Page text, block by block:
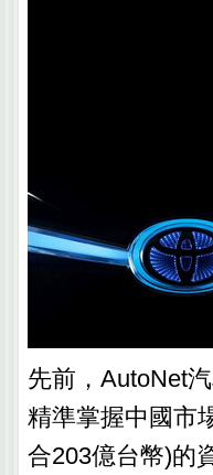
先前，AutoNet
精準掌握中國市
合203億台幣)的